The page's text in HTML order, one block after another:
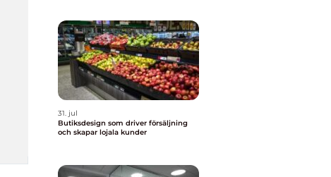
31. jul
Butiksdesign som driver försäljning
och skapar lojala kunder